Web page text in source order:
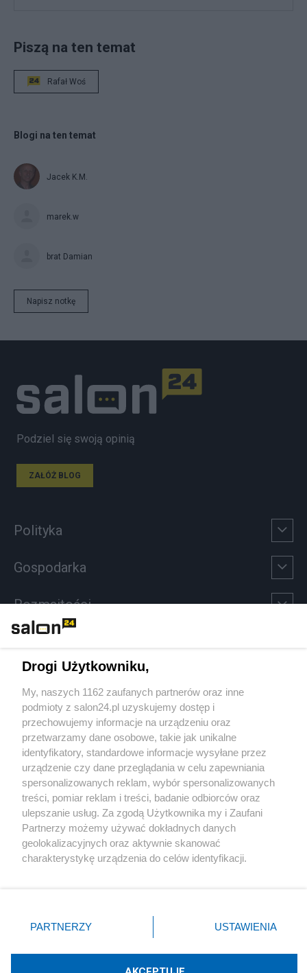
Piszą na ten temat
Rafał Woś
Blogi na ten temat
Jacek K.M.
marek.w
brat Damian
Napisz notkę
Podziel się swoją opinią
ZAŁÓŻ BLOG
Polityka
Gospodarka
Rozmaitości
Sport
Społeczeństwo
Kultura
X Facebook Instagram Youtube
Drogi Użytkowniku,
My, naszych 1162 zaufanych partnerów oraz inne
podmioty z salon24.pl uzyskujemy dostęp i
przechowujemy informacje na urządzeniu oraz
przetwarzamy dane osobowe, takie jak unikalne
identyfikatory, standardowe informacje wysyłane przez
urządzenie czy dane przeglądania w celu zapewniania
spersonalizowanych reklam, wybór spersonalizowanych
treści, pomiar reklam i treści, badanie odbiorców oraz
ulepszanie usług. Za zgodą Użytkownika my i Zaufani
Partnerzy możemy używać dokładnych danych
geolokalizacyjnych oraz aktywnie skanować
charakterystykę urządzenia do celów identyfikacji.
zmienić/wycofać klikając przycisk ustawień prywatności
znajdujący się w lewym dolnym rogu strony
rodzaje przetwarzania danych nie wymagają zgody
użytkownika, ale masz prawo sprzeciwić się takiemu
PARTNERZY USTAWIENIA